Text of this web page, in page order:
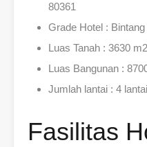
80361
Grade Hotel : Bintang
Luas Tanah : 3630 m2
Luas Bangunan :
Jumlah lantai : 4 lantai
Fasilitas